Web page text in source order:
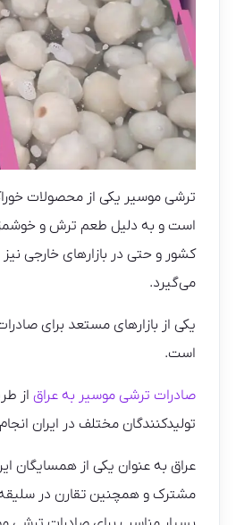
ترشی موسیر یکی از محصولات
است و به دلیل طعم ترش و
کشور و حتی در بازارهای خارجی نیز
می‌گیرد.
یکی از بازارهای مستعد برای
است.
صادرات ترشی موسیر به عراق از
تولیدکنندگان مختلف در ایران
عراق به عنوان یکی از همسایگان
مشترک و همچنین تقارن در